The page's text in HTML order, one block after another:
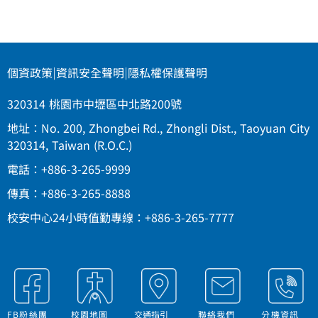
個資政策|資訊安全聲明|隱私權保護聲明
320314 桃園市中壢區中北路200號
地址：No. 200, Zhongbei Rd., Zhongli Dist., Taoyuan City
320314, Taiwan (R.O.C.)
電話：+886-3-265-9999
傳真：+886-3-265-8888
校安中心24小時值勤專線：+886-3-265-7777
FB粉絲團 校園地圖 交通指引 聯絡我們 分機資訊